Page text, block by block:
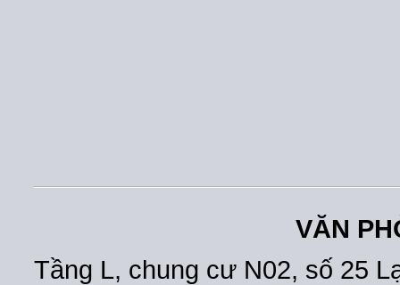
VĂN
Tầng L, chung cư N02, số 25